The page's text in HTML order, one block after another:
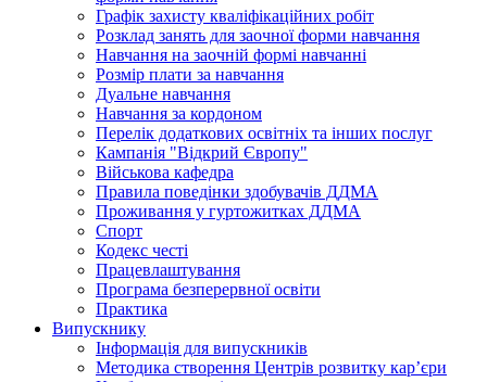
Графік захисту кваліфікаційних робіт
Розклад занять для заочної форми навчання
Навчання на заочній формі навчанні
Розмір плати за навчання
Дуальне навчання
Навчання за кордоном
Перелік додаткових освітніх та інших послуг
Кампанія "Відкрий Європу"
Військова кафедра
Правила поведінки здобувачів ДДМА
Проживання у гуртожитках ДДМА
Спорт
Кодекс честі
Працевлаштування
Програма безперервної освіти
Практика
Випускнику
Інформація для випускників
Методика створення Центрів розвитку кар’єри